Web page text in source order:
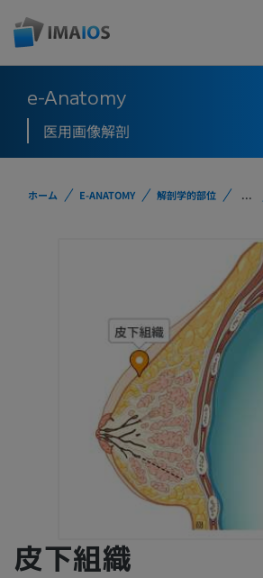
e-Anatomy
医用画像解剖
ホーム E-ANATOMY 解剖学的部位 ...
皮下組織